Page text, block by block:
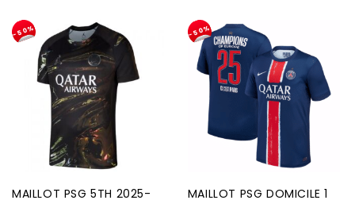
-50%
MAILLOT PSG 5TH 2025-
-50%
MAILLOT PSG DOMICILE 1